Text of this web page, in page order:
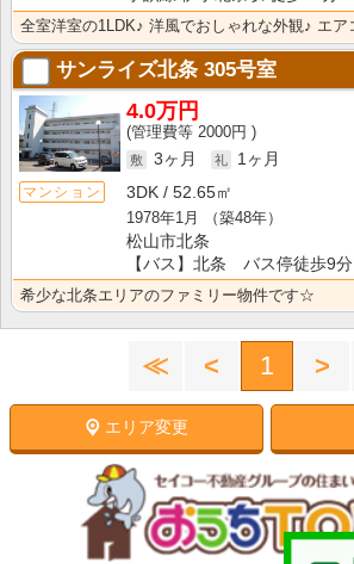
サンライズ北条 305号室
マンション
4.0万円
2000円
3ヶ月
1ヶ月
3DK
52.65㎡
1978年1月
（築48年）
松山市北条
【バス】北条 バス停徒歩9分
希少な北条エリアのファミリー物件です☆
≪ < 1 >
エリア変更